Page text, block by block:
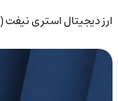
ارز دیجیتال استری نیفت (STARRYNIFT) چیست؟ | آشنایی با توکن SNIFT 🌟🚀